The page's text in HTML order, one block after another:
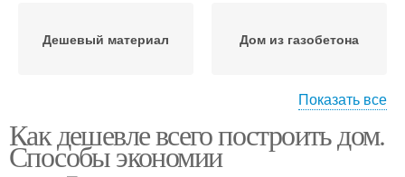
Дешевый материал Дом из газобетона
Кирпичный дом Дом из бруса
Показать все
Как дешевле всего построить дом.
Способы экономии